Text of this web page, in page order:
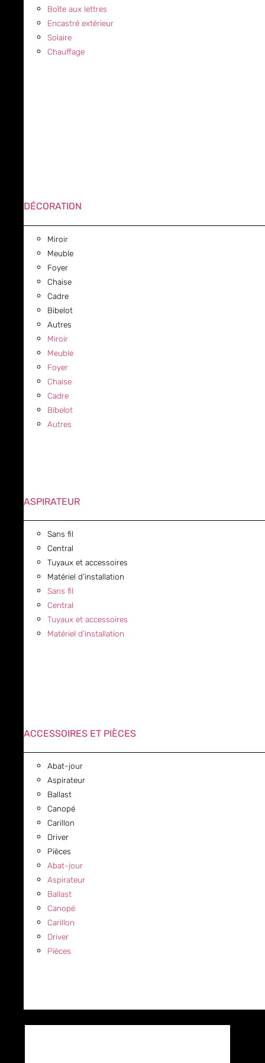
Boîte aux lettres
Encastré extérieur
Solaire
Chauffage
DÉCORATION
Miroir
Meuble
Foyer
Chaise
Cadre
Bibelot
Autres
Miroir
Meuble
Foyer
Chaise
Cadre
Bibelot
Autres
ASPIRATEUR
Sans fil
Central
Tuyaux et accessoires
Matériel d’installation
Sans fil
Central
Tuyaux et accessoires
Matériel d’installation
ACCESSOIRES ET PIÈCES
Abat-jour
Aspirateur
Ballast
Canopé
Carillon
Driver
Pièces
Abat-jour
Aspirateur
Ballast
Canopé
Carillon
Driver
Pièces